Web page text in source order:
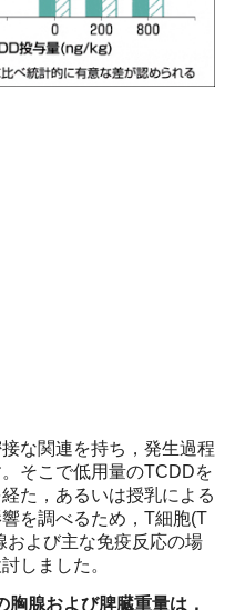
な関連を持ち，発生過程
そこで低用量のTCDDを
た，あるいは授乳による
を調べるため，T細胞(T
および主な免疫反応の場
しました。
腺および脾臓重量は，